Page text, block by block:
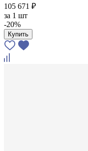
105 671 ₽
за 1 шт
-20%
Купить